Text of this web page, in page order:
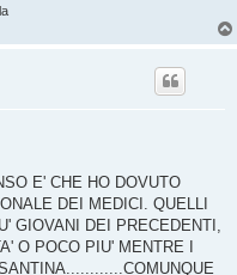
E' CHE HO DOVUTO
DEI MEDICI. QUELLI
GIOVANI DEI PRECEDENTI,
O POCO PIU' MENTRE I